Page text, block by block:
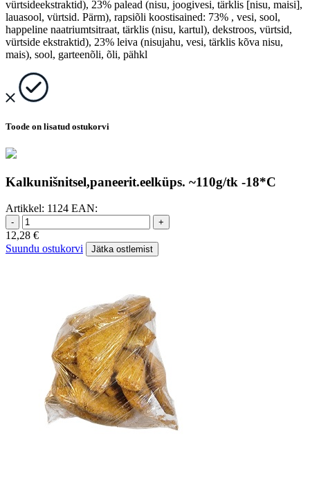
vürtsideekstraktid), 23% palead (nisu, joogivesi, tärklis [nisu, maisi],
lauasool, vürtsid. Pärm), rapsiõli koostisained: 73% , vesi, sool,
happeline naatriumtsitraat, tärklis (nisu, kartul), dekstroos, vürtsid,
vürtside ekstraktid), 23% leiva (nisujahu, vesi, tärklis kõva nisu,
mais), sool, garteenõli, õli, pähkl
Toode on lisatud ostukorvi
Kalkunišnitsel,paneerit.eelküps. ~110g/tk -18*C
Artikkel: 1124 EAN:
- +
12,28 €
Suundu ostukorvi
Jätka ostlemist